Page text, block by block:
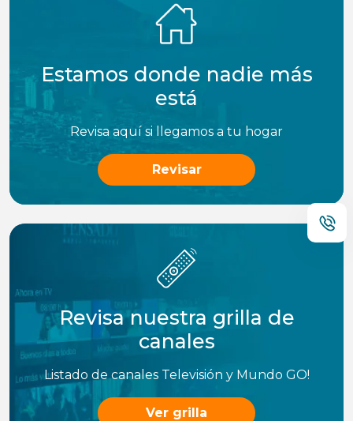
Estamos donde nadie más
está
Revisa aquí si llegamos a tu hogar
Revisar
Revisa nuestra grilla de
canales
Listado de canales Televisión y Mundo GO!
Ver grilla